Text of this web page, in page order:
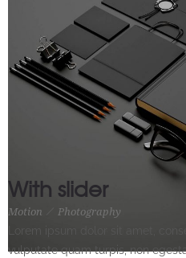
With slider
Motion Photography
Lorem ipsum dolor sit amet,
vulputate quam turpis, non